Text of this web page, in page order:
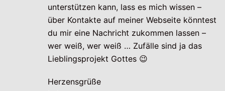
unterstützen kann, lass es mich wissen –
über Kontakte auf meiner Webseite könntest
du mir eine Nachricht zukommen lassen –
wer weiß, wer weiß … Zufälle sind ja das
Lieblingsprojekt Gottes 😉
Herzensgrüße